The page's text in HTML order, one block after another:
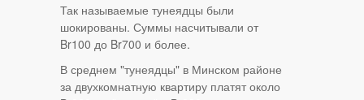
Так называемые тунеядцы были
шокированы. Суммы насчитывали от
Br100 до Br700 и более.
В среднем "тунеядцы" в Минском районе
за двухкомнатную квартиру платят около